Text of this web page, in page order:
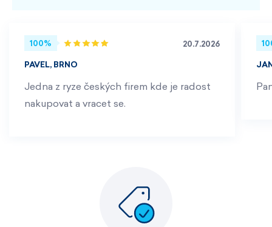
100% 20.7.2026
PAVEL, BRNO
Jedna z ryze českých firem kde je radost
nakupovat a vracet se.